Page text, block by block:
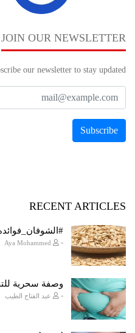
JOIN OUR NEWSLETTER
our newsletter to stay updated.
RECENT ARTICLES
-
وصفة سحرية
- عبد الفتاح الطيب